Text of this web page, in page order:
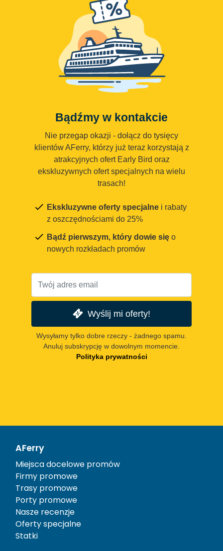
Bądźmy w kontakcie
Nie przegap okazji - dołącz do tysięcy
klientów AFerry, którzy już teraz korzystają z
atrakcyjnych ofert Early Bird oraz
ekskluzywnych ofert specjalnych na wielu
trasach!
Ekskluzywne oferty specjalne i rabaty
z oszczędnościami do 25%
Bądź pierwszym, który dowie się o
nowych rozkładach promów
Wyślij mi oferty!
Wysyłamy tylko dobre rzeczy - żadnego spamu.
Anuluj subskrypcję w dowolnym momencie.
Polityka prywatności
AFerry
Miejsca docelowe promów
Firmy promowe
Trasy promowe
Porty promowe
Nasze recenzje
Oferty specjalne
Statki